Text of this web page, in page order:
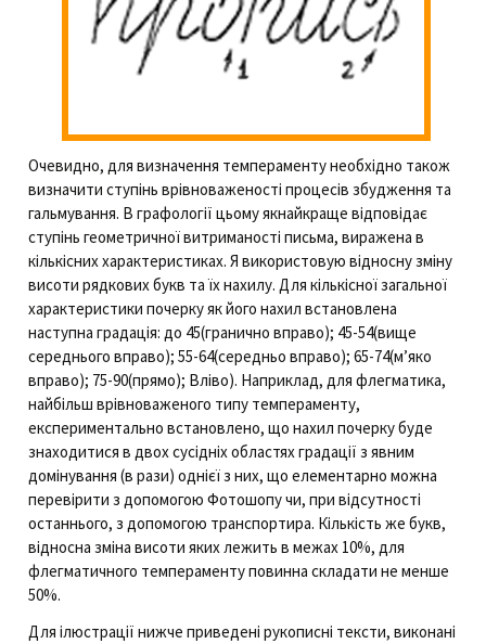
Очевидно, для визначення темпераменту необхідно також
визначити ступінь врівноваженості процесів збудження та
гальмування. В графології цьому якнайкраще відповідає
ступінь геометричної витриманості письма, виражена в
кількісних характеристиках. Я використовую відносну зміну
висоти рядкових букв та їх нахилу. Для кількісної загальної
характеристики почерку як його нахил встановлена
наступна градація: до 45(гранично вправо); 45-54(вище
середнього вправо); 55-64(середньо вправо); 65-74(м’яко
вправо); 75-90(прямо); Вліво). Наприклад, для флегматика,
найбільш врівноваженого типу темпераменту,
експериментально встановлено, що нахил почерку буде
знаходитися в двох сусідніх областях градації з явним
домінування (в рази) однієї з них, що елементарно можна
перевірити з допомогою Фотошопу чи, при відсутності
останнього, з допомогою транспортира. Кількість же букв,
відносна зміна висоти яких лежить в межах 10%, для
флегматичного темпераменту повинна складати не менше
50%.
Для ілюстрації нижче приведені рукописні тексти, виконані